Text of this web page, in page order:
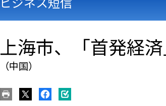
上海市、「首発経
（中国）